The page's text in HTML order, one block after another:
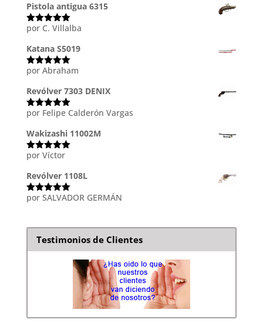
Pistola antigua 6315
Valorado
por C. Villalba
Katana S5019
Valorado
por Abraham
Revólver 7303 DENIX
Valorado
por Felipe Calderón Vargas
Wakizashi 11002M
Valorado
por Víctor
Revólver 1108L
Valorado
por SALVADOR GERMÁN
Testimonios de Clientes